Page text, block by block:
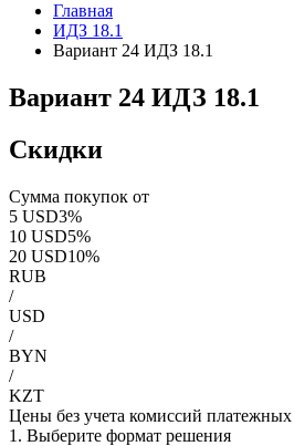
Главная
ИДЗ 18.1
Вариант 24 ИДЗ 18.1
Вариант 24 ИДЗ 18.1
Скидки
Сумма покупок от
5 USD3%
10 USD5%
20 USD10%
RUB
/
USD
/
BYN
/
KZT
Цены без учета комиссий платежных
1. Выберите формат решения